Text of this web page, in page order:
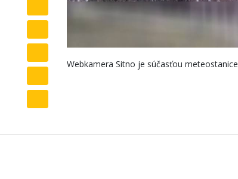
Webkamera Sitno je súčasťou meteostanice